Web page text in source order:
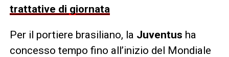
trattative di giornata
Per il portiere brasiliano, la Juventus ha
concesso tempo fino all’inizio del Mondiale